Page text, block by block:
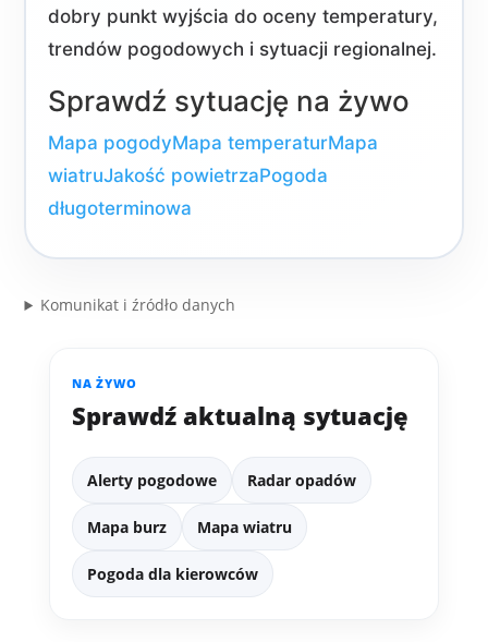
dobry punkt wyjścia do oceny temperatury,
trendów pogodowych i sytuacji regionalnej.
Sprawdź sytuację na żywo
Mapa pogodyMapa temperaturMapa
wiatruJakość powietrzaPogoda
długoterminowa
Komunikat i źródło danych
NA ŻYWO
Sprawdź aktualną sytuację
Alerty pogodowe Radar opadów
Mapa burz Mapa wiatru
Pogoda dla kierowców